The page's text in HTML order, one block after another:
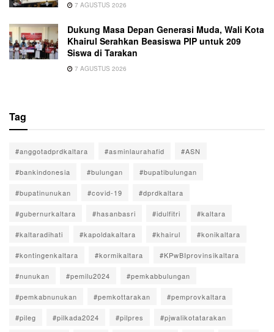
7 AGUSTUS 2026
Dukung Masa Depan Generasi Muda, Wali Kota
Khairul Serahkan Beasiswa PIP untuk 209
Siswa di Tarakan
7 AGUSTUS 2026
Tag
#anggotadprdkaltara #asminlaurahafid #ASN
#bankindonesia #bulungan #bupatibulungan
#bupatinunukan #covid-19 #dprdkaltara
#gubernurkaltara #hasanbasri #idulfitri #kaltara
#kaltaradihati #kapoldakaltara #khairul #konikaltara
#kontingenkaltara #kormikaltara #KPwBIprovinsikaltara
#nunukan #pemilu2024 #pemkabbulungan
#pemkabnunukan #pemkottarakan #pemprovkaltara
#pileg #pilkada2024 #pilpres #pjwalikotatarakan